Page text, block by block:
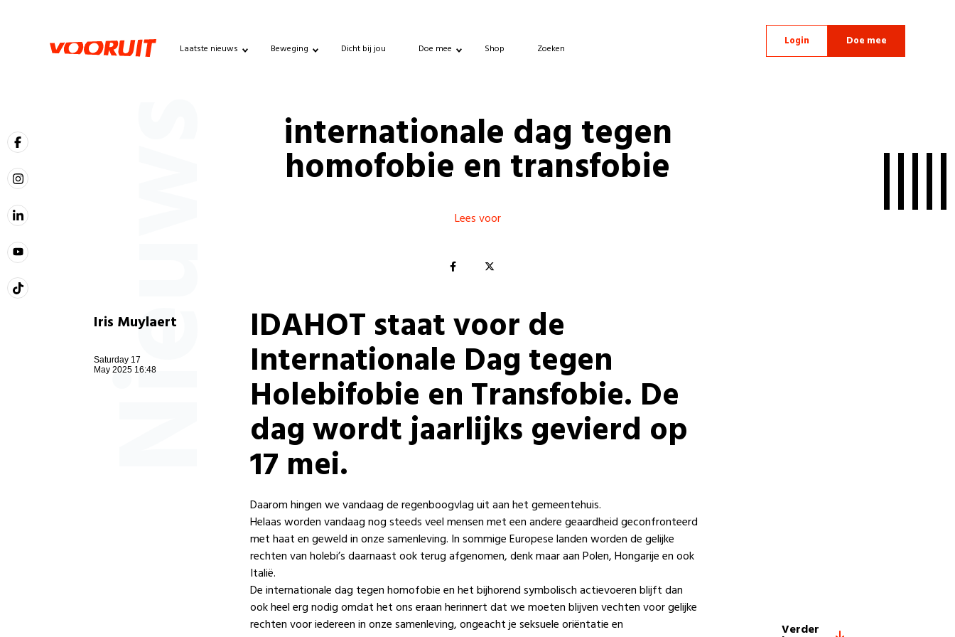
Laatste nieuws Beweging Dicht bij jou Doe mee Shop Zoeken
Login Doe mee
Nieuws internationale dag tegen
homofobie en transfobie
Lees voor
Iris Muylaert
Saturday 17
May 2025 16:48
IDAHOT staat voor de
Internationale Dag tegen
Holebifobie en Transfobie. De
dag wordt jaarlijks gevierd op
17 mei.
Daarom hingen we vandaag de regenboogvlag uit aan het gemeentehuis.
Helaas worden vandaag nog steeds veel mensen met een andere geaardheid geconfronteerd
met haat en geweld in onze samenleving. In sommige Europese landen worden de gelijke
rechten van holebi’s daarnaast ook terug afgenomen, denk maar aan Polen, Hongarije en ook
Italië.
Deinternationale dag tegen homofobie en het bijhorend symbolisch actievoeren blijft dan
ook heel erg nodig omdat het ons eraan herinnert dat we moeten blijven vechten voor gelijke
rechten voor iedereen in onze samenleving, ongeacht je seksuele oriëntatie en
Verder